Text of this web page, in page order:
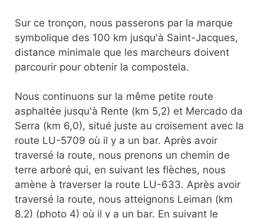
Sur ce tronçon, nous passerons par la marque
symbolique des 100 km jusqu'à Saint-Jacques,
distance minimale que les marcheurs doivent
parcourir pour obtenir la compostela.
Nous continuons sur la même petite route
asphaltée jusqu'à Rente (km 5,2) et Mercado da
Serra (km 6,0), situé juste au croisement avec la
route LU-5709 où il y a un bar. Après avoir
traversé la route, nous prenons un chemin de
terre arboré qui, en suivant les flèches, nous
amène à traverser la route LU-633. Après avoir
traversé la route, nous atteignons Leiman (km
8,2) (photo 4) où il y a un bar. En suivant le